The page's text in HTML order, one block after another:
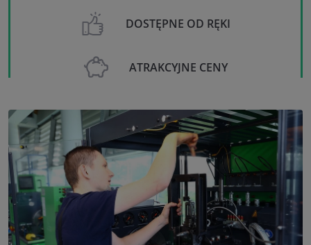
DOSTĘPNE OD RĘKI
ATRAKCYJNE CENY